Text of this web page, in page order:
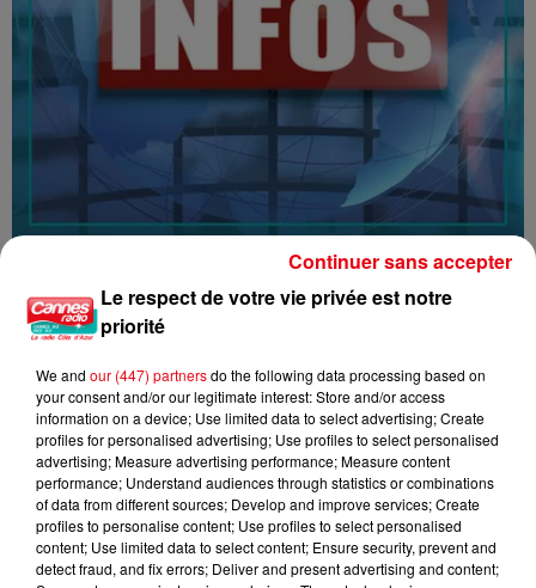
Le respect de votre vie privée est notre
priorité
We and our (447) partnersdo the following data processing based on
your consent and/or our legitimate interest: Store and/or access
information on a device; Use limited data to select advertising; Create
profiles for personalised advertising; Use profiles to select personalised
advertising; Measure advertising performance; Measure content
performance; Understand audiences through statistics or combinations
of data from different sources; Develop and improve services; Create
profiles to personalise content; Use profiles to select personalised
content; Use limited data to select content; Ensure security, prevent and
detect fraud, and fix errors; Deliver and present advertising and content;
Continuer sans accepter